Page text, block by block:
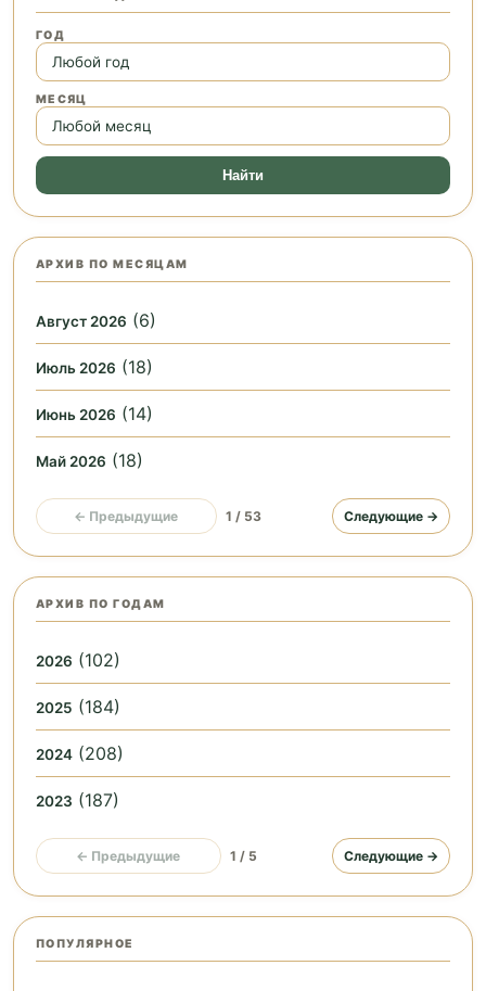
ГОД
МЕСЯЦ
Найти
АРХИВ ПО МЕСЯЦАМ
Август 2026 (6)
Июль 2026 (18)
Июнь 2026 (14)
Май 2026 (18)
← Предыдущие 1 / 53 Следующие →
АРХИВ ПО ГОДАМ
2026 (102)
2025 (184)
2024 (208)
2023 (187)
← Предыдущие 1 / 5 Следующие →
ПОПУЛЯРНОЕ